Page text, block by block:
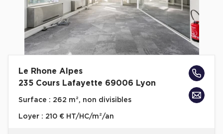
Plateaux opérés à Paris
Plateaux opérés à Lyon
Plateaux opérés à Neuilly-sur-Seine
Plateaux opérés à Saint-Ouen
Plateaux opérés à Boulogne-Billancourt
Bureaux privés avec terrasse
Le Rhone Alpes
235 Cours Lafayette 69006 Lyon
Surface : 262 m², non divisibles
Loyer : 210 € HT/HC/m²/an